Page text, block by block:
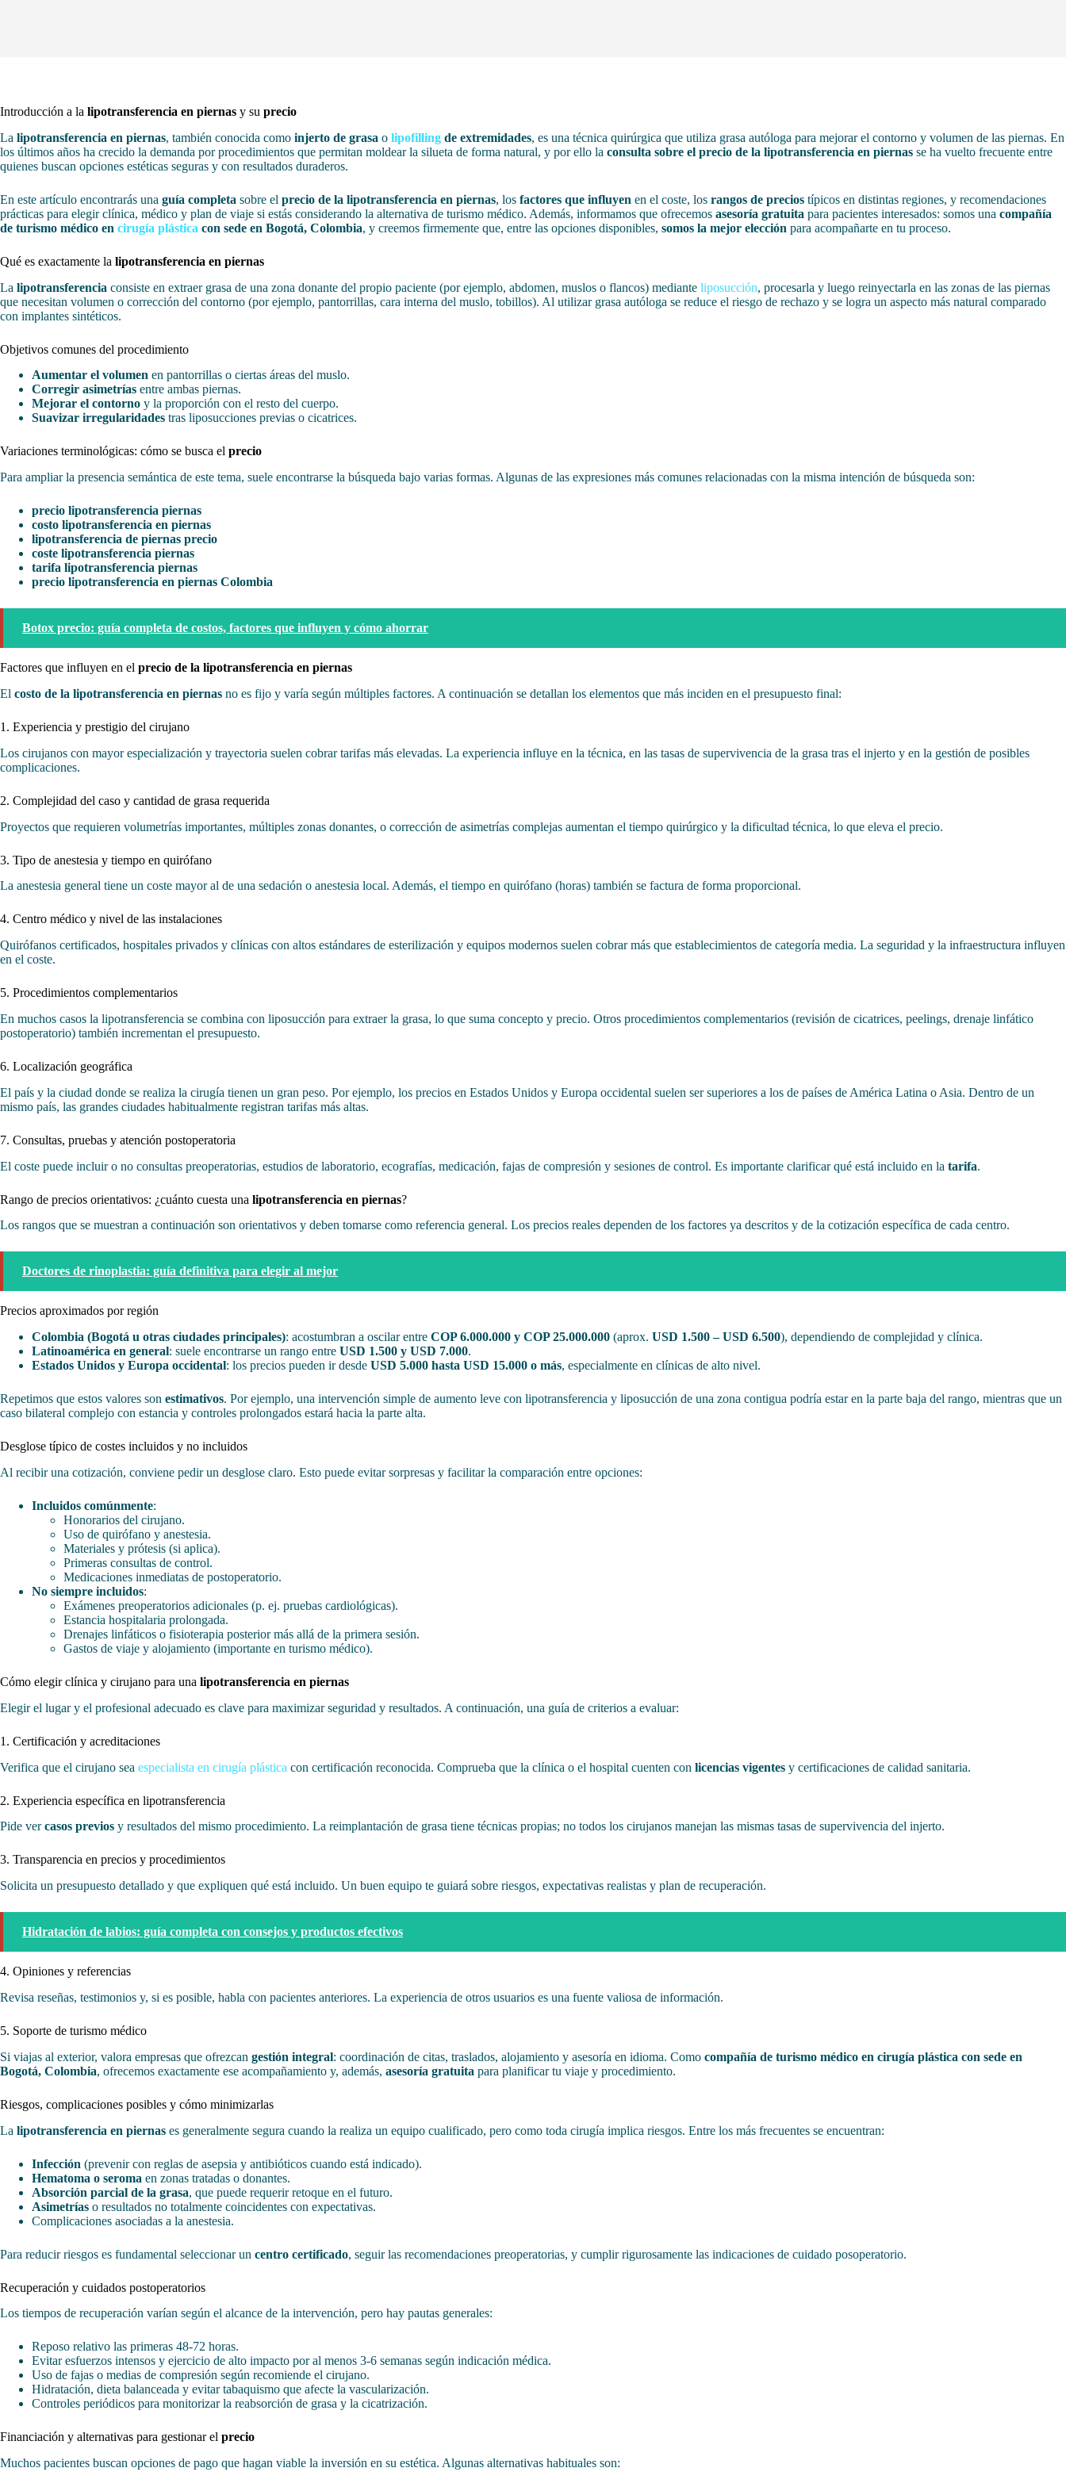
Introducción a la lipotransferencia en piernas y su precio
La lipotransferencia en piernas, también conocida como injerto de grasa o lipofilling de extremidades, es una técnica quirúrgica que utiliza grasa autóloga para mejorar el contorno y volumen de las piernas. En
los últimos años ha crecido la demanda por procedimientos que permitan moldear la silueta de forma natural, y por ello la consulta sobre el precio de la lipotransferencia en piernas se ha vuelto frecuente entre
quienes buscan opciones estéticas seguras y con resultados duraderos.
En este artículo encontrarás una guía completa sobre el precio de la lipotransferencia en piernas, los factores que influyen en el coste, los rangos de precios típicos en distintas regiones, y recomendaciones
prácticas para elegir clínica, médico y plan de viaje si estás considerando la alternativa de turismo médico. Además, informamos que ofrecemos asesoría gratuita para pacientes interesados: somos una compañía
de turismo médico en cirugía plástica con sede en Bogotá, Colombia, y creemos firmemente que, entre las opciones disponibles, somos la mejor elección para acompañarte en tu proceso.
Qué es exactamente la lipotransferencia en piernas
La lipotransferencia consiste en extraer grasa de una zona donante del propio paciente (por ejemplo, abdomen, muslos o flancos) mediante liposucción, procesarla y luego reinyectarla en las zonas de las piernas
que necesitan volumen o corrección del contorno (por ejemplo, pantorrillas, cara interna del muslo, tobillos). Al utilizar grasa autóloga se reduce el riesgo de rechazo y se logra un aspecto más natural comparado
con implantes sintéticos.
Objetivos comunes del procedimiento
Aumentar el volumen en pantorrillas o ciertas áreas del muslo.
Corregir asimetrías entre ambas piernas.
Mejorar el contorno y la proporción con el resto del cuerpo.
Suavizar irregularidades tras liposucciones previas o cicatrices.
Variaciones terminológicas: cómo se busca el precio
Para ampliar la presencia semántica de este tema, suele encontrarse la búsqueda bajo varias formas. Algunas de las expresiones más comunes relacionadas con la misma intención de búsqueda son:
precio lipotransferencia piernas
costo lipotransferencia en piernas
lipotransferencia de piernas precio
coste lipotransferencia piernas
tarifa lipotransferencia piernas
precio lipotransferencia en piernas Colombia
Botox precio: guía completa de costos, factores que influyen y cómo ahorrar
Factores que influyen en el precio de la lipotransferencia en piernas
El costo de la lipotransferencia en piernas no es fijo y varía según múltiples factores. A continuación se detallan los elementos que más inciden en el presupuesto final:
1. Experiencia y prestigio del cirujano
Los cirujanos con mayor especialización y trayectoria suelen cobrar tarifas más elevadas. La experiencia influye en la técnica, en las tasas de supervivencia de la grasa tras el injerto y en la gestión de posibles
complicaciones.
2. Complejidad del caso y cantidad de grasa requerida
Proyectos que requieren volumetrías importantes, múltiples zonas donantes, o corrección de asimetrías complejas aumentan el tiempo quirúrgico y la dificultad técnica, lo que eleva el precio.
3. Tipo de anestesia y tiempo en quirófano
La anestesia general tiene un coste mayor al de una sedación o anestesia local. Además, el tiempo en quirófano (horas) también se factura de forma proporcional.
4. Centro médico y nivel de las instalaciones
Quirófanos certificados, hospitales privados y clínicas con altos estándares de esterilización y equipos modernos suelen cobrar más que establecimientos de categoría media. La seguridad y la infraestructura influyen
en el coste.
5. Procedimientos complementarios
En muchos casos la lipotransferencia se combina con liposucción para extraer la grasa, lo que suma concepto y precio. Otros procedimientos complementarios (revisión de cicatrices, peelings, drenaje linfático
postoperatorio) también incrementan el presupuesto.
6. Localización geográfica
El país y la ciudad donde se realiza la cirugía tienen un gran peso. Por ejemplo, los precios en Estados Unidos y Europa occidental suelen ser superiores a los de países de América Latina o Asia. Dentro de un
mismo país, las grandes ciudades habitualmente registran tarifas más altas.
7. Consultas, pruebas y atención postoperatoria
El coste puede incluir o no consultas preoperatorias, estudios de laboratorio, ecografías, medicación, fajas de compresión y sesiones de control. Es importante clarificar qué está incluido en la tarifa.
Rango de precios orientativos: ¿cuánto cuesta una lipotransferencia en piernas?
Los rangos que se muestran a continuación son orientativos y deben tomarse como referencia general. Los precios reales dependen de los factores ya descritos y de la cotización específica de cada centro.
Doctores de rinoplastia: guía definitiva para elegir al mejor
Precios aproximados por región
Colombia (Bogotá u otras ciudades principales): acostumbran a oscilar entre COP 6.000.000 y COP 25.000.000 (aprox. USD 1.500 – USD 6.500), dependiendo de complejidad y clínica.
Latinoamérica en general: suele encontrarse un rango entre USD 1.500 y USD 7.000.
Estados Unidos y Europa occidental: los precios pueden ir desde USD 5.000 hasta USD 15.000 o más, especialmente en clínicas de alto nivel.
Repetimos que estos valores son estimativos. Por ejemplo, una intervención simple de aumento leve con lipotransferencia y liposucción de una zona contigua podría estar en la parte baja del rango, mientras que un
caso bilateral complejo con estancia y controles prolongados estará hacia la parte alta.
Desglose típico de costes incluidos y no incluidos
Al recibir una cotización, conviene pedir un desglose claro. Esto puede evitar sorpresas y facilitar la comparación entre opciones:
Incluidos comúnmente:
Honorarios del cirujano.
Uso de quirófano y anestesia.
Materiales y prótesis (si aplica).
Primeras consultas de control.
Medicaciones inmediatas de postoperatorio.
No siempre incluidos:
Exámenes preoperatorios adicionales (p. ej. pruebas cardiológicas).
Estancia hospitalaria prolongada.
Drenajes linfáticos o fisioterapia posterior más allá de la primera sesión.
Gastos de viaje y alojamiento (importante en turismo médico).
Cómo elegir clínica y cirujano para una lipotransferencia en piernas
Elegir el lugar y el profesional adecuado es clave para maximizar seguridad y resultados. A continuación, una guía de criterios a evaluar:
1. Certificación y acreditaciones
Verifica que el cirujano sea especialista en cirugía plástica con certificación reconocida. Comprueba que la clínica o el hospital cuenten con licencias vigentes y certificaciones de calidad sanitaria.
2. Experiencia específica en lipotransferencia
Pide vercasos previos y resultados del mismo procedimiento. La reimplantación de grasa tiene técnicas propias; no todos los cirujanos manejan las mismas tasas de supervivencia del injerto.
3. Transparencia en precios y procedimientos
Solicita un presupuesto detallado y que expliquen qué está incluido. Un buen equipo te guiará sobre riesgos, expectativas realistas y plan de recuperación.
Hidratación de labios: guía completa con consejos y productos efectivos
4. Opiniones y referencias
Revisa reseñas, testimonios y, si es posible, habla con pacientes anteriores. La experiencia de otros usuarios es una fuente valiosa de información.
5. Soporte de turismo médico
Si viajas al exterior, valora empresas que ofrezcan gestión integral: coordinación de citas, traslados, alojamiento y asesoría en idioma. Como compañía de turismo médico en cirugía plástica con sede en
Bogotá, Colombia, ofrecemos exactamente ese acompañamiento y, además, asesoría gratuita para planificar tu viaje y procedimiento.
Riesgos, complicaciones posibles y cómo minimizarlas
La lipotransferencia en piernas es generalmente segura cuando la realiza un equipo cualificado, pero como toda cirugía implica riesgos. Entre los más frecuentes se encuentran:
Infección (prevenir con reglas de asepsia y antibióticos cuando está indicado).
Hematoma o seroma en zonas tratadas o donantes.
Absorción parcial de la grasa, que puede requerir retoque en el futuro.
Asimetrías o resultados no totalmente coincidentes con expectativas.
Complicaciones asociadas a la anestesia.
Para reducir riesgos es fundamental seleccionar un centro certificado, seguir las recomendaciones preoperatorias, y cumplir rigurosamente las indicaciones de cuidado posoperatorio.
Recuperación y cuidados postoperatorios
Los tiempos de recuperación varían según el alcance de la intervención, pero hay pautas generales:
Reposo relativo las primeras 48-72 horas.
Evitar esfuerzos intensos y ejercicio de alto impacto por al menos 3-6 semanas según indicación médica.
Uso de fajas o medias de compresión según recomiende el cirujano.
Hidratación, dieta balanceada y evitar tabaquismo que afecte la vascularización.
Controles periódicos para monitorizar la reabsorción de grasa y la cicatrización.
Financiación y alternativas para gestionar el precio
Muchos pacientes buscan opciones de pago que hagan viable la inversión en su estética. Algunas alternativas habituales son: